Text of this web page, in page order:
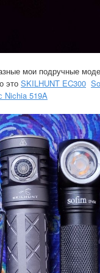
мои подручные
это SKILHUNT EC300
Nichia 519A